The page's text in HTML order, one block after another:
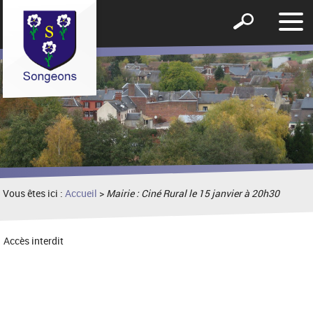
le
Afficher
formulaire
de
recherche
Vous êtes ici :Accueil > Mairie : Ciné Rural le 15 janvier à 20h30
Accès interdit